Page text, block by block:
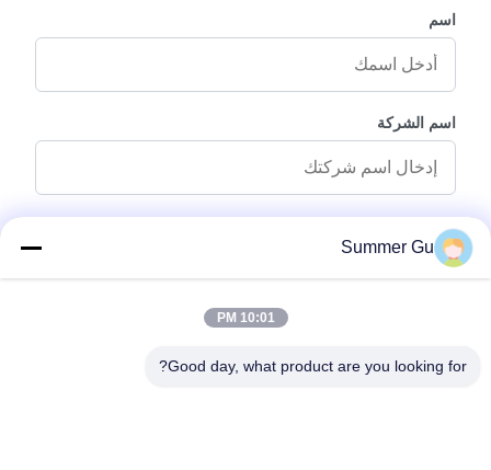
اسم
اسم الشركة
رسالة استفسار
Summer Gu
10:01 PM
Good day, what product are you looking for?